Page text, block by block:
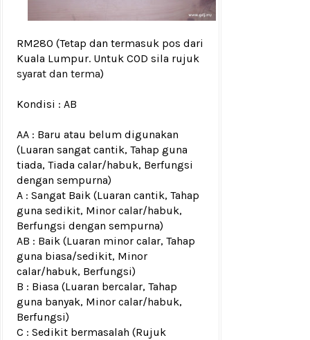
RM280 (Tetap dan termasuk pos dari
Kuala Lumpur. Untuk COD sila rujuk
syarat dan terma)
Kondisi : AB
AA : Baru atau belum digunakan
(Luaran sangat cantik, Tahap guna
tiada, Tiada calar/habuk, Berfungsi
dengan sempurna)
A : Sangat Baik (Luaran cantik, Tahap
guna sedikit, Minor calar/habuk,
Berfungsi dengan sempurna)
AB : Baik (Luaran minor calar, Tahap
guna biasa/sedikit, Minor
calar/habuk, Berfungsi)
B : Biasa (Luaran bercalar, Tahap
guna banyak, Minor calar/habuk,
Berfungsi)
C : Sedikit bermasalah (Rujuk